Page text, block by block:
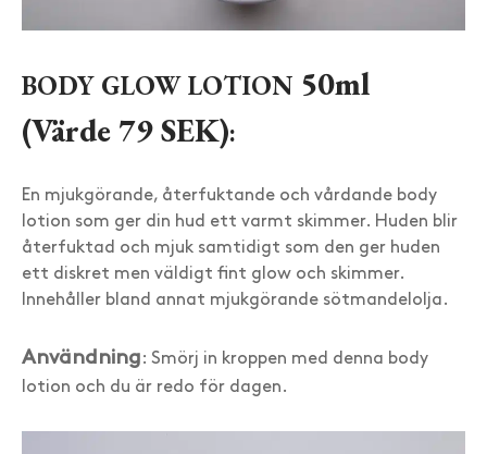
BODY GLOW LOTION 50ml
(Värde 79 SEK):
En mjukgörande, återfuktande och vårdande body
lotion som ger din hud ett varmt skimmer. Huden blir
återfuktad och mjuk samtidigt som den ger huden
ett diskret men väldigt fint glow och skimmer.
Innehåller bland annat mjukgörande sötmandelolja.
Användning: Smörj in kroppen med denna body
lotion och du är redo för dagen.